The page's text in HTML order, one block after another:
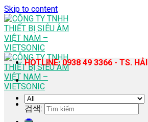
Skip to content
HOTLINE: 0938 49 3366 - TS. HẢI
검색: